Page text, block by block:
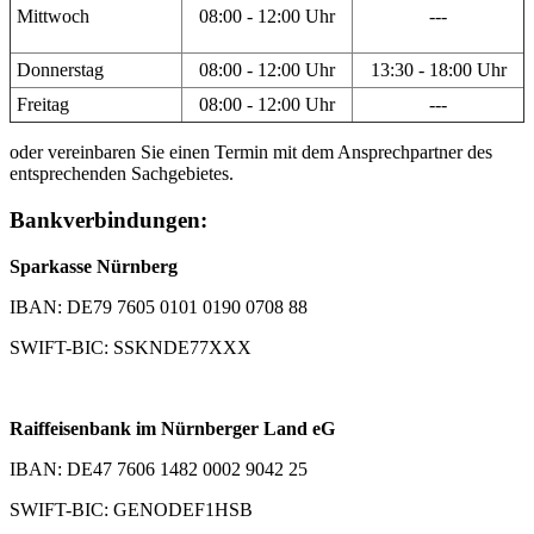
Mittwoch 08:00 - 12:00 Uhr ---
Donnerstag 08:00 - 12:00 Uhr
13:30 - 18:00 Uhr
Freitag
08:00 - 12:00 Uhr ---
oder vereinbaren Sie einen Termin mit dem Ansprechpartner des
entsprechenden Sachgebietes.
Bankverbindungen:
Sparkasse Nürnberg
IBAN: DE79 7605 0101 0190 0708 88
SWIFT-BIC: SSKNDE77XXX
Raiffeisenbank im Nürnberger Land eG
IBAN: DE47 7606 1482 0002 9042 25
SWIFT-BIC: GENODEF1HSB